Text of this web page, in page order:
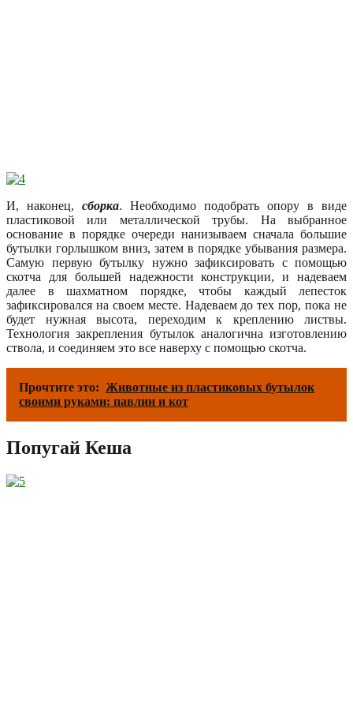
И, наконец, сборка. Необходимо подобрать опору в виде
пластиковой или металлической трубы. На выбранное
основание в порядке очереди нанизываем сначала большие
бутылки горлышком вниз, затем в порядке убывания размера.
Самую первую бутылку нужно зафиксировать с помощью
скотча для большей надежности конструкции, и надеваем
далее в шахматном порядке, чтобы каждый лепесток
зафиксировался на своем месте. Надеваем до тех пор, пока не
будет нужная высота, переходим к креплению листвы.
Технология закрепления бутылок аналогична изготовлению
ствола, и соединяем это все наверху с помощью скотча.
Прочтите это: Животные из пластиковых бутылок
своими руками: павлин и кот
Попугай Кеша